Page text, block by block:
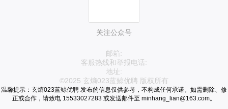
关注公众号
邮箱:
客服热线和举报电话:
地址:
©2025 玄熵023蓝鲸优聘 版权所有
温馨提示：玄熵023蓝鲸优聘 发布的信息仅供参考，不构成任何承诺。如需删除、修
正或合作，请致电 15533027283 或发送邮件至 minhang_lian@163.com。